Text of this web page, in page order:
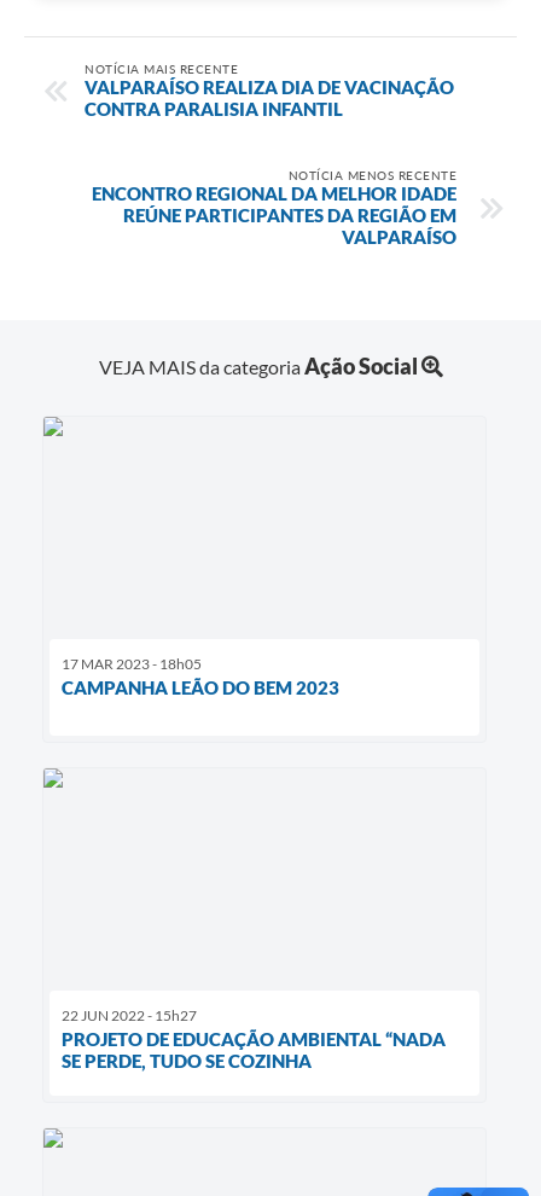
NOTÍCIA MAIS RECENTE
VALPARAÍSO REALIZA DIA DE VACINAÇÃO
CONTRA PARALISIA INFANTIL
NOTÍCIA MENOS RECENTE
ENCONTRO REGIONAL DA MELHOR IDADE
REÚNE PARTICIPANTES DA REGIÃO EM
VALPARAÍSO
VEJA MAIS da categoriaAção Social
17 MAR 2023 - 18h05
CAMPANHA LEÃO DO BEM 2023
22 JUN 2022 - 15h27
PROJETO DE EDUCAÇÃO AMBIENTAL “NADA
SE PERDE, TUDO SE COZINHA